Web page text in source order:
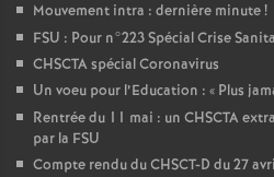
Mouvement intra : dernière minute!
FSU : Pour n°223 Spécial Crise
CHSCTA spécial Coronavirus
Un voeu pour l’Education : « Plus
Rentrée du 11 mai : un CHSCTA
par la FSU
Compte rendu du CHSCT-D du 27